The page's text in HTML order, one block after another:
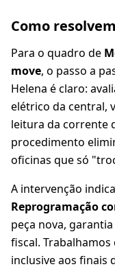
Como
Para o quadro de
move, o passo a
Helena é claro:
elétrico da central,
leitura da corrente
procedimento
oficinas que só
A intervenção
Reprogramação
peça nova,
fiscal.
inclusive aos finais